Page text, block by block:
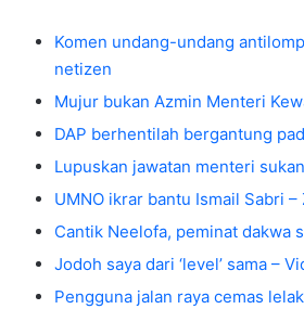
Komen undang-undang
netizen
Mujur bukan Azmin Menteri
DAP berhentilah bergantung
Lupuskan jawatan menteri
UMNO ikrar bantu Ismail Sabri –
Cantik Neelofa, peminat dakwa
Jodoh saya dari ‘level’ sama –
Pengguna jalan raya cemas